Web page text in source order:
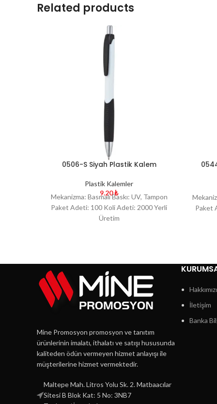
Related products
0506-S Siyah Plastik Kalem
Plastik Kalemler
9.20₺
Mekanizma: Basmalı Baskı: UV, Tampon
Paket Adeti: 100 Koli Adeti: 2000 Yerli
Üretim
Paket
Mine Promosyon promosyon ve tanıtım
ürünlerinin imalatı, ithalatı ve satışı hususunda
kaliteden ödün vermeyen hizmet anlayışı ile
müşterilerine hizmet vermektedir.
Maltepe Mah. Litros Yolu Sk. 2. Matbaacılar
Sitesi B Blok Kat: 5 No: 3NB7
İletişim
Banka